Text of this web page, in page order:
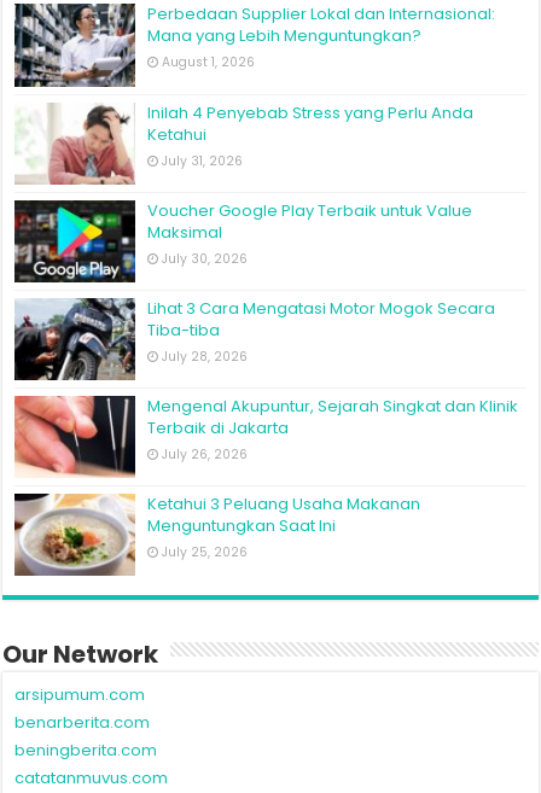
Perbedaan Supplier Lokal dan Internasional:
Mana yang Lebih Menguntungkan?
August 1, 2026
Inilah 4 Penyebab Stress yang Perlu Anda
Ketahui
July 31, 2026
Voucher Google Play Terbaik untuk Value
Maksimal
July 30, 2026
Lihat 3 Cara Mengatasi Motor Mogok Secara
Tiba-tiba
July 28, 2026
Mengenal Akupuntur, Sejarah Singkat dan Klinik
Terbaik di Jakarta
July 26, 2026
Ketahui 3 Peluang Usaha Makanan
Menguntungkan Saat Ini
July 25, 2026
Our Network
arsipumum.com
benarberita.com
beningberita.com
catatanmuvus.com